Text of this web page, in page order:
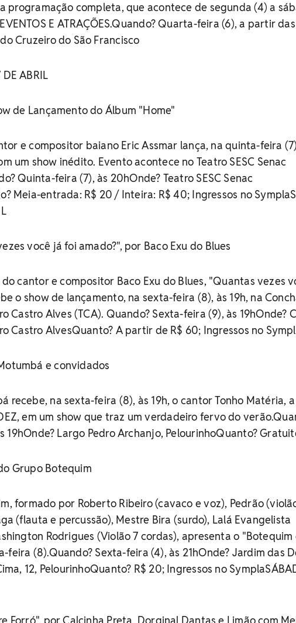
programação completa, que acontece de segunda (4) a
E ATRAÇÕES.Quando? Quarta-feira (6), a partir das
Cruzeiro do São Francisco
ABRIL
de Lançamento do Álbum "Home"
e compositor baiano Eric Assmar lança, na quinta-feira
um show inédito. Evento acontece no Teatro SESC Senac
Quinta-feira (7), às 20hOnde? Teatro SESC Senac
Meia-entrada: R$ 20 / Inteira: R$ 40; Ingressos no
você já foi amado?", por Baco Exu do Blues
cantor e compositor Baco Exu do Blues, "Quantas vezes
o show de lançamento, na sexta-feira (8), às 19h, na
Castro Alves (TCA). Quando? Sexta-feira (9), às 19hOnde?
Castro AlvesQuanto? A partir de R$ 60; Ingressos no
e convidados
recebe, na sexta-feira (8), às 19h, o cantor Tonho Matéria,
em um show que traz um verdadeiro fervo do
19hOnde? Largo Pedro Archanjo, PelourinhoQuanto?
Grupo Botequim
formado por Roberto Ribeiro (cavaco e voz), Pedrão
(flauta e percussão), Mestre Bira (surdo), Lalá Evangelista
Rodrigues (Violão 7 cordas), apresenta o "Botequim
feira (8).Quando? Sexta-feira (4), às 21hOnde? Jardim das
12, PelourinhoQuanto? R$ 20; Ingressos no